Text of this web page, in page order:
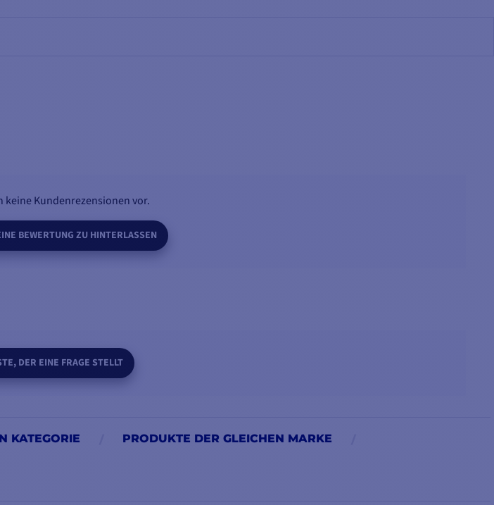
keine Kundenrezensionen vor.
BEWERTUNG ZU HINTERLASSEN
DER EINE FRAGE STELLT
KATEGORIE PRODUKTE DER GLEICHEN MARKE